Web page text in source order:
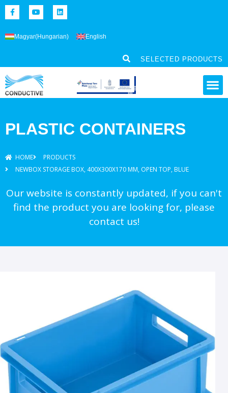
Magyar(Hungarian) English
SELECTED PRODUCTS
PLASTIC CONTAINERS
HOME
PRODUCTS
NEWBOX STORAGE BOX, 400X300X170 MM, OPEN TOP, BLUE
Our website is constantly updated, if you can't
find the product you are looking for, please
contact us!